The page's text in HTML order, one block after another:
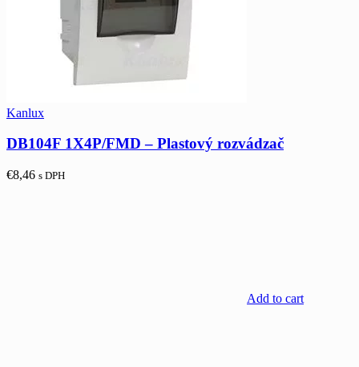
Kanlux
DB104F 1X4P/FMD – Plastový rozvádzač
€8,46 s DPH
Add to cart